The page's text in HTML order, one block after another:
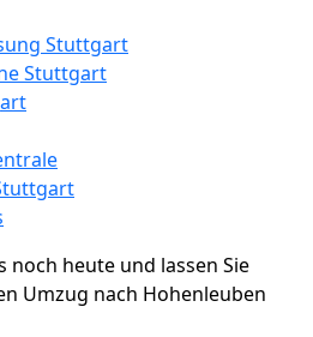
Stuttgart
Stuttgart
noch heute und lassen Sie
Umzug nach Hohenleuben